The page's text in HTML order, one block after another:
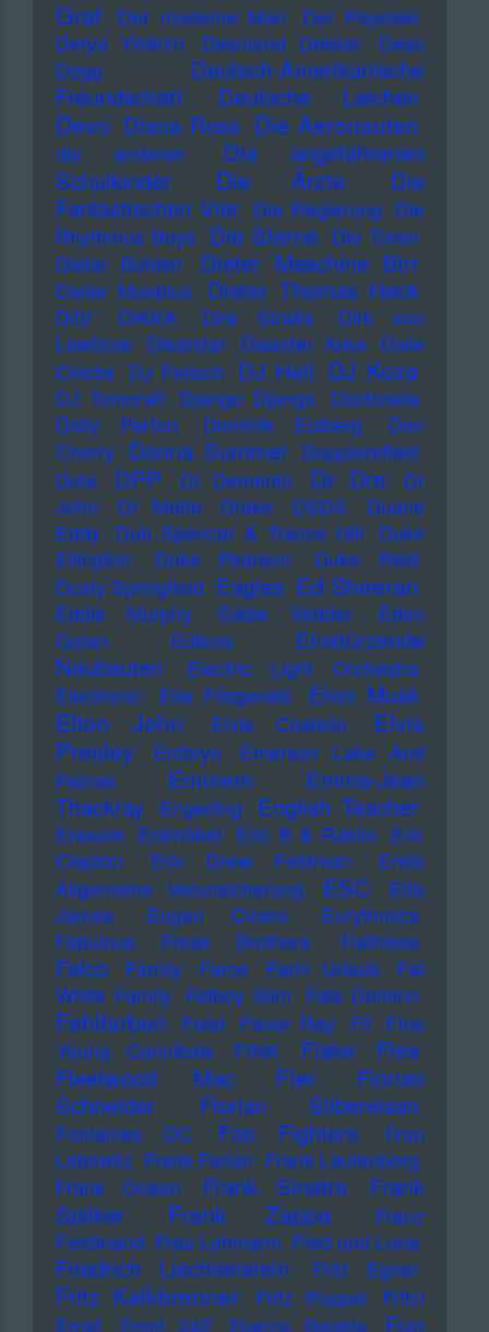
Graf
Der moderne Man
Der Popolski
Derya Yildirim
Desmond Dekker
Deso
Dogg
Deutsch-Amerikanische
Freundschaft
Deutsche Laichen
Devo Diana Ross Die Aeronauten
die anderen
Die angefahrenen
Schulkinder
Die Ärzte
Die
Fantastischen Vier Die Regierung Die
Rhythmus Boys Die Sterne Die Türen
Dieter Bohlen
Dieter Maschine Birr
Dieter Moebius Dieter Thomas Heck
DiIV DIKKA Dire Straits
Dirk von
Lowtzow
Disarstar Disaster Area
Dixie
Chicks DJ Fetisch DJ Hell DJ Koze
DJ Tomcraft Django Django
Doctorella
Dolly Parton
Dominik Eulberg
Don
Cherry Donna Summer Dopplereffekt
Dota
DPP Dr Demento Dr Dre
Dr
John
Dr Motte Drake DSDS
Duane
Eddy
Dub Spencer & Trance Hill
Duke
Ellington
Duke Pearson
Duke Reid
Dusty Springfield Eagles Ed Sheeran
Eddie Murphy Eddie Vedder
Eden
Golan
Editors
Einstürzende
Neubauten
Electric Light Orchestra
Electronic
Ella Fitzgerald Elon Musk
Elton John Elvis Costello
Elvis
Presley
Embryo
Emerson Lake And
Palmer
Eminem
Emma-Jean
Thackray
Engerling English Teacher
Erasure Erdmöbel Eric B & Rakim Eric
Clapton
Eric Drew Feldman
Erste
Allgemeine Verunsicherung
ESC
Etta
James
Eugen Cicero
Eurythmics
Fabulous Freak Brothers
Faithless
Falco Family Farce Farin Urlaub
Fat
White Family Fatboy Slim Fats Domino
Fehlfarben Feist Fever Ray Fil
Fine
Young Cannibals
FINK Flake
Flea
Fleetwood Mac
Fler
Florian
Schneider
Florian Silbereisen
Fontaines DC Foo Fighters
Fran
Lebowitz Frank Farian Frank Laufenberg
Frank Ocean
Frank Sinatra
Frank
Spilker
Frank Zappa
Franz
Ferdinand Frau Lehmann Fred und Luna
Friedrich Liechtenstein Fritz Egner
Fritz Kalkbrenner Fritz Puppel
Fritzi
Ernst
Front 242 Fuerza Regida
Fun